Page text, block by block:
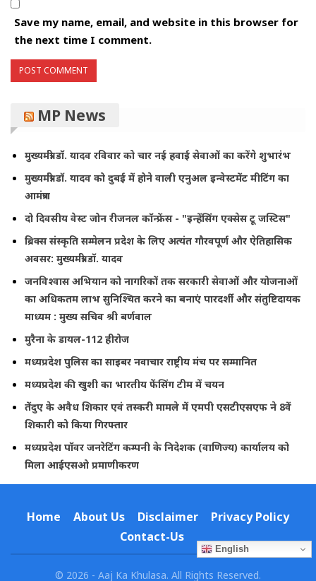
Save my name, email, and website in this browser for
the next time I comment.
MP News
मुख्यमंत्री डॉ. यादव रविवार को चार नई हवाई सेवाओं का करेंगे शुभारंभ
मुख्यमंत्री डॉ. यादव को दुबई में होने वाली एनुअल इन्वेस्टमेंट मीटिंग का
आमंत्रण
दो दिवसीय वेस्ट जोन रीजनल कॉन्फ्रेंस - "इन्हेंसिंग एक्सेस टू जस्टिस"
ब्रिक्स संस्कृति सम्मेलन प्रदेश के लिए अत्यंत गौरवपूर्ण और ऐतिहासिक
अवसर: मुख्यमंत्री डॉ. यादव
जनविश्वास अभियान को नागरिकों तक सरकारी सेवाओं और योजनाओं
का अधिकतम लाभ सुनिश्चित करने का बनाएं पारदर्शी और संतुष्टिदायक
माध्यम : मुख्य सचिव श्री बर्णवाल
मुरैना के डायल-112 हीरोज
मध्यप्रदेश पुलिस का साइबर नवाचार राष्ट्रीय मंच पर सम्मानित
मध्यप्रदेश की खुशी का भारतीय फेंसिंग टीम में चयन
तेंदुए के अवैध शिकार एवं तस्करी मामले में एमपी एसटीएसएफ ने 8वें
शिकारी को किया गिरफ्तार
मध्यप्रदेश पॉवर जनरेटिंग कम्पनी के निदेशक (वाणिज्य) कार्यालय को
मिला आईएसओ प्रमाणीकरण
Home About Us Disclaimer
Privacy Policy
Contact-Us
English
© 2026 - Aaj Ka Khulasa. All Rights Reserved.